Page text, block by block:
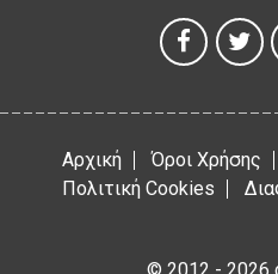
Αρχική Όροι Χρήσης
Πολιτική Cookies